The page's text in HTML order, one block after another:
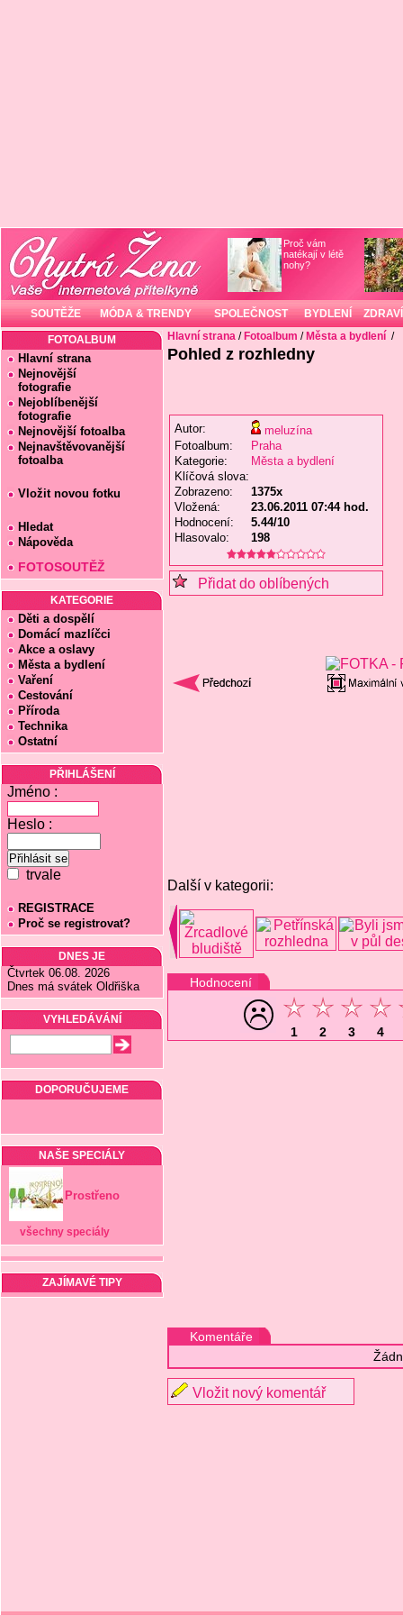
Proč vám
natékají v létě
nohy?
SOUTĚŽE MÓDA & TRENDY SPOLEČNOST BYDLENÍ ZDRAVÍ
FOTOALBUM
Hlavní strana
Nejnovější
fotografie
Nejoblíbenější
fotografie
Nejnovější fotoalba
Nejnavštěvovanější
fotoalba
Vložit novou fotku
Hledat
Nápověda
FOTOSOUTĚŽ
KATEGORIE
Děti a dospělí
Domácí mazlíčci
Akce a oslavy
Města a bydlení
Vaření
Cestování
Příroda
Technika
Ostatní
PŘIHLÁŠENÍ
Jméno :
Heslo :
trvale
REGISTRACE
Proč se registrovat?
DNES JE
Čtvrtek 06.08. 2026
Dnes má svátek Oldřiška
VYHLEDÁVÁNÍ
DOPORUČUJEME
NAŠE SPECIÁLY
Prostřeno
všechny speciály
ZAJÍMAVÉ TIPY
Hlavní strana / Fotoalbum / Města a bydlení /
Pohled z rozhledny
Autor:
meluzína
Fotoalbum:
Praha
Kategorie:
Města a bydlení
Klíčová slova:
Zobrazeno:
1375x
Vložená:
23.06.2011 07:44 hod.
Hodnocení:
5.44/10
Hlasovalo:
198
Přidat do oblíbených
Další v kategorii:
Hodnocení
1 2 3 4
Komentáře
Vložit nový komentář